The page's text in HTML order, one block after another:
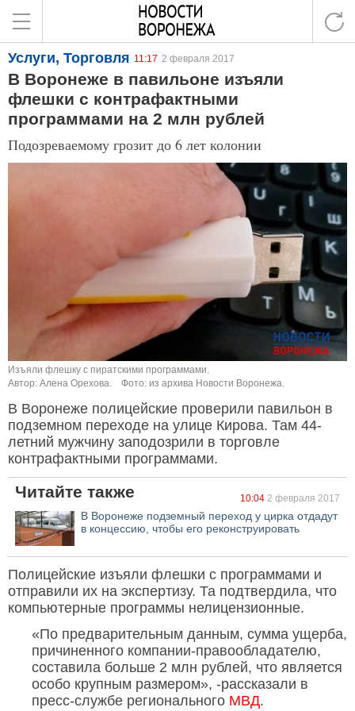
Услуги, Торговля 11:17 2 февраля 2017
В Воронеже в павильоне изъяли
флешки с контрафактными
программами на 2 млн рублей
Подозреваемому грозит до 6 лет колонии
Изъяли флешку с пиратскими программами.
Автор: Алена Орехова.
Фото: из архива Новости Воронежа.
В Воронеже полицейские проверили павильон в
подземном переходе на улице Кирова. Там 44-
летний мужчину заподозрили в торговле
контрафактными программами.
Читайте также 10:04 2 февраля 2017
В Воронеже подземный переход у цирка отдадут
в концессию, чтобы его реконструировать
Полицейские изъяли флешки с программами и
отправили их на экспертизу. Та подтвердила, что
компьютерные программы нелицензионные.
«По предварительным данным, сумма ущерба,
причиненного компании-правообладателю,
составила больше 2 млн рублей, что является
особо крупным размером», -рассказали в
пресс-службе регионального МВД.